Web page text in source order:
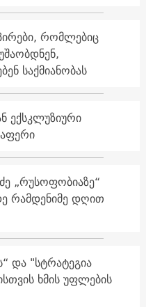
რომლებიც
საქმიანობას
ექსკლუზიური
„რუსოფობიაზე“
რამდენიმე დღით
და "სტრატეგია
ხმის უფლების